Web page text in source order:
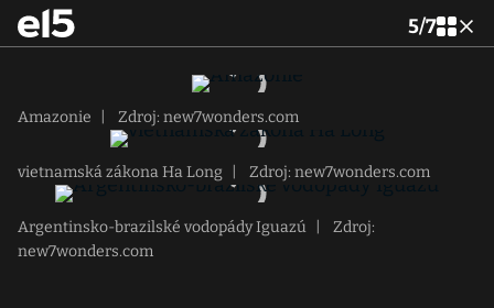
5/7
Amazonie Zdroj: new7wonders.com
vietnamská zákona Ha Long Zdroj: new7wonders.com
Argentinsko-brazilské vodopády Iguazú
Zdroj:
new7wonders.com